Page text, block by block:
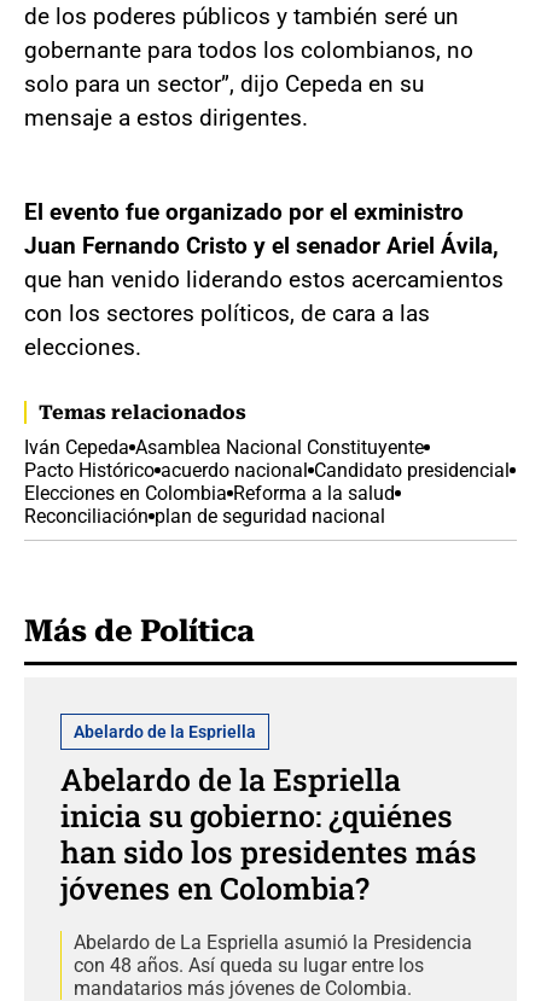
de los poderes públicos y también seré un
gobernante para todos los colombianos, no
solo para un sector”, dijo Cepeda en su
mensaje a estos dirigentes.
El evento fue organizado por el exministro
Juan Fernando Cristo y el senador Ariel Ávila,
que han venido liderando estos acercamientos
con los sectores políticos, de cara a las
elecciones.
Temas relacionados
Iván Cepeda Asamblea Nacional Constituyente
Pacto Histórico acuerdo nacional Candidato presidencial
Elecciones en Colombia Reforma a la salud
Reconciliación plan de seguridad nacional
Más de Política
Abelardo de la Espriella
Abelardo de la Espriella
inicia su gobierno: ¿quiénes
han sido los presidentes más
jóvenes en Colombia?
Abelardo de La Espriella asumió la Presidencia
con 48 años. Así queda su lugar entre los
mandatarios más jóvenes de Colombia.